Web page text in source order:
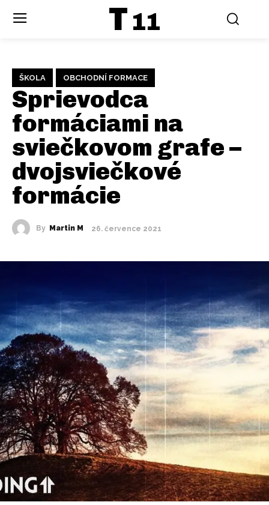
T 11
ŠKOLA OBCHODNÍ FORMACE
Sprievodca
formáciami na
sviečkovom grafe –
dvojsviečkové
formácie
By Martin M 26. července 2021